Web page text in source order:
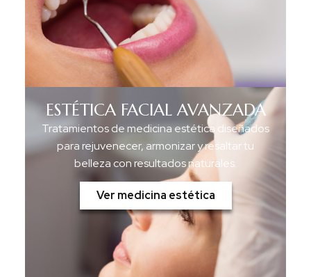
ESTÉTICA FACIAL AVANZADA
Tratamientos de medicina estética diseñados
para rejuvenecer, armonizar y resaltar tu
belleza con resultados naturales.
Ver medicina estética